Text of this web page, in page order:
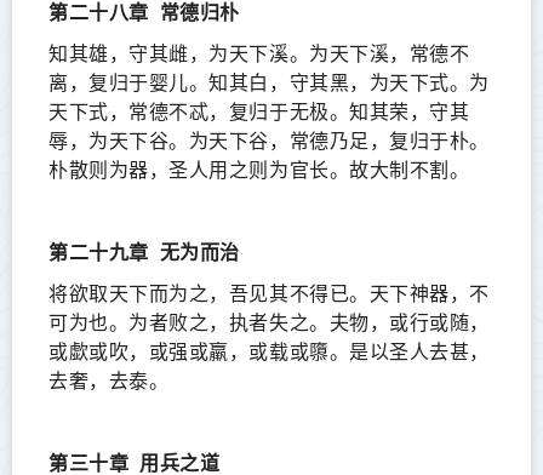
第二十八章
常德归朴
知其雄，守其雌，为天下溪。为天下溪，常德不
离，复归于婴儿。知其白，守其黑，为天下式。为
天下式，常德不忒，复归于无极。知其荣，守其
辱，为天下谷。为天下谷，常德乃足，复归于朴。
朴散则为器，圣人用之则为官长。故大制不割。
第二十九章 无为而治
将欲取天下而为之，吾见其不得已。天下神器，不
可为也。为者败之，执者失之。夫物，或行或随，
或歔或吹，或强或羸，或载或隳。是以圣人去甚，
去奢，去泰。
第三十章 用兵之道